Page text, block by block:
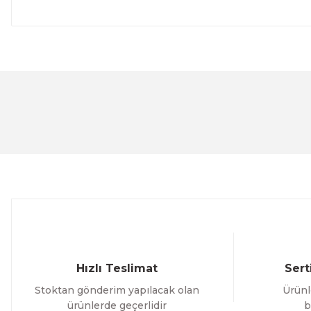
Hızlı Teslimat
Stoktan gönderim yapılacak olan
ürünlerde geçerlidir